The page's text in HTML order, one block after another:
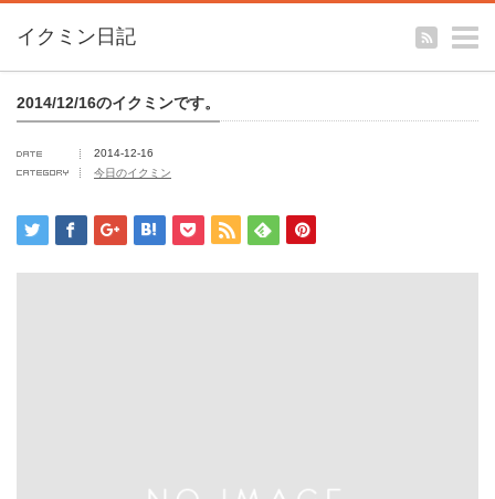
イクミン日記
2014/12/16のイクミンです。
2014-12-16
今日のイクミン